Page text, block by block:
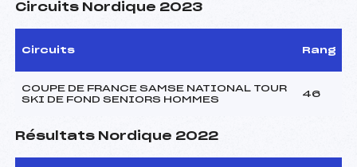
Circuits Nordique 2023
Circuits Rang
COUPE DE FRANCE SAMSE NATIONAL TOUR
SKI DE FOND SENIORS HOMMES
46
Résultats Nordique 2022